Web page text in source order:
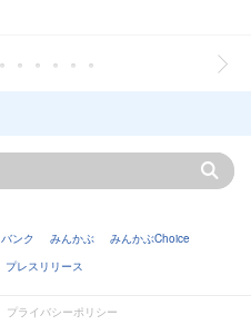
バンク みんかぶ
みんかぶChoice
プレスリリース
プライバシーポリシー